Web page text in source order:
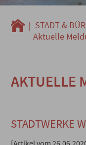
| STADT &
Aktuelle
AKTUELLE
STADTWERKE
[Artikel vom